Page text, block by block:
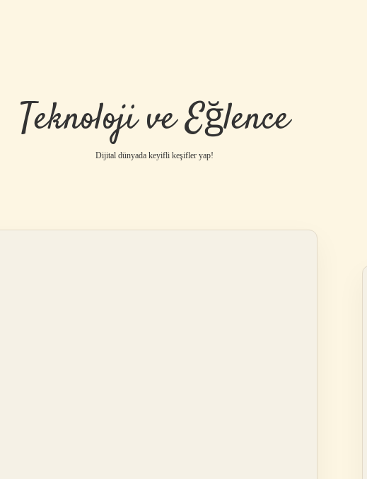
Teknoloji ve Eğlence
Dijital dünyada keyifli keşifler yap!